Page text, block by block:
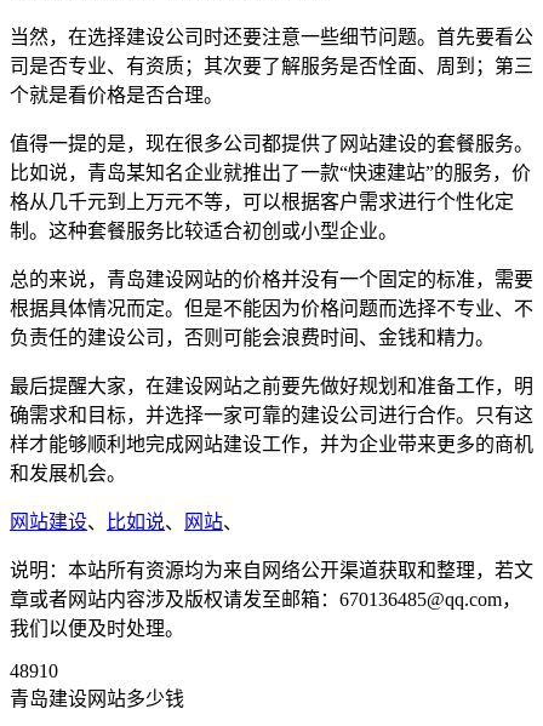
当然，在选择建设公司时还要注意一些细节问题。首先要看公
司是否专业、有资质；其次要了解服务是否恮面、周到；第三
个就是看价格是否合理。
值得一提的是，现在很多公司都提供了网站建设的套餐服务。
比如说，青岛某知名企业就推出了一款“快速建站”的服务，价
格从几千元到上万元不等，可以根据客户需求进行个性化定
制。这种套餐服务比较适合初创或小型企业。
总的来说，青岛建设网站的价格并没有一个固定的标准，需要
根据具体情况而定。但是不能因为价格问题而选择不专业、不
负责任的建设公司，否则可能会浪费时间、金钱和精力。
最后提醒大家，在建设网站之前要先做好规划和准备工作，明
确需求和目标，并选择一家可靠的建设公司进行合作。只有这
样才能够顺利地完成网站建设工作，并为企业带来更多的商机
和发展机会。
网站建设、 比如说、 网站、
说明：本站所有资源均为来自网络公开渠道获取和整理，若文
章或者网站内容涉及版权请发至邮箱：670136485@qq.com，
我们以便及时处理。
48910
青岛建设网站多少钱